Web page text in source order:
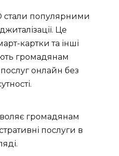
стали популярними
Це
картки та інші
громадянам
онлайн без
громадянам
послуги в